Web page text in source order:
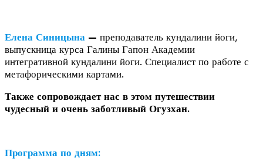
Елена Синицына — преподаватель кундалини йоги,
выпускница курса Галины Гапон Академии
интегративной кундалини йоги. Специалист по работе с
метафорическими картами.
Также сопровождает нас в этом путешествии
чудесный и очень заботливый Огузхан.
Программа по дням: